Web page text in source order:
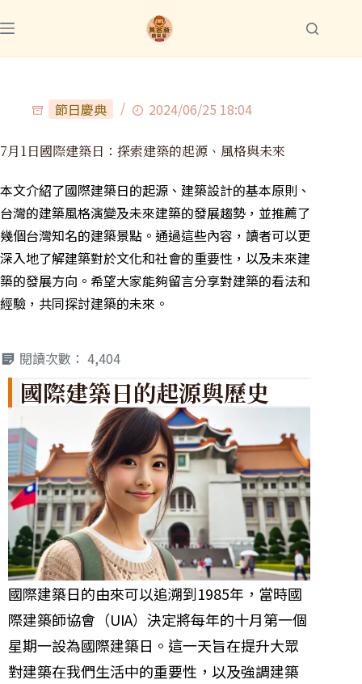
節日慶典 2024/06/25 18:04
7月1日國際建築日：探索建築的起源、風格與未來
本文介紹了國際建築日的起源、建築設計的基本原則、
台灣的建築風格演變及未來建築的發展趨勢，並推薦了
幾個台灣知名的建築景點。通過這些內容，讀者可以更
深入地了解建築對於文化和社會的重要性，以及未來建
築的發展方向。希望大家能夠留言分享對建築的看法和
經驗，共同探討建築的未來。
閱讀次數： 4,404
國際建築日的起源與歷史
國際建築日的由來可以追溯到1985年，當時國
際建築師協會（UIA）決定將每年的十月第一個
星期一設為國際建築日。這一天旨在提升大眾
對建築在我們生活中的重要性，以及強調建築